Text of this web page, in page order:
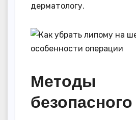
дерматологу.
Методы
безопасного